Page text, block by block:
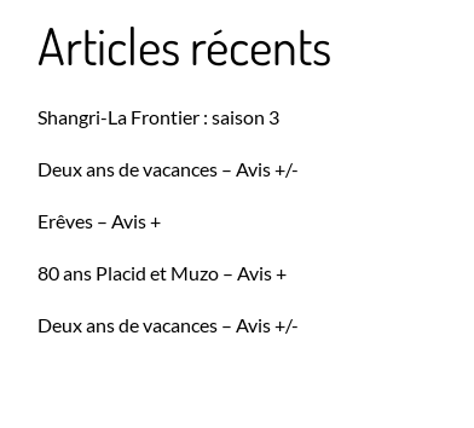
Articles récents
Shangri-La Frontier : saison 3
Deux ans de vacances – Avis +/-
Erêves – Avis +
80 ans Placid et Muzo – Avis +
Deux ans de vacances – Avis +/-